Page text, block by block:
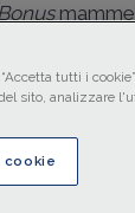
contempo, ha
tutti i
sito, analizzare
cookie